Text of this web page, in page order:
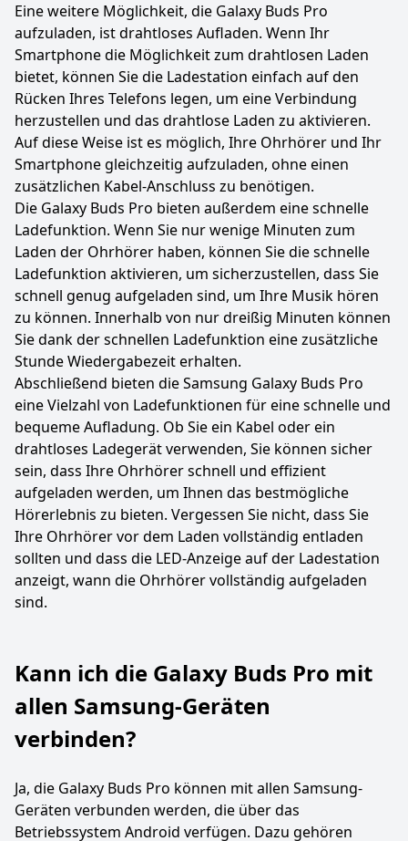
Eine weitere Möglichkeit, die Galaxy Buds Pro
aufzuladen, ist drahtloses Aufladen. Wenn Ihr
Smartphone die Möglichkeit zum drahtlosen Laden
bietet, können Sie die Ladestation einfach auf den
Rücken Ihres Telefons legen, um eine Verbindung
herzustellen und das drahtlose Laden zu aktivieren.
Auf diese Weise ist es möglich, Ihre Ohrhörer und Ihr
Smartphone gleichzeitig aufzuladen, ohne einen
zusätzlichen Kabel-Anschluss zu benötigen.
Die Galaxy Buds Pro bieten außerdem eine schnelle
Ladefunktion. Wenn Sie nur wenige Minuten zum
Laden der Ohrhörer haben, können Sie die schnelle
Ladefunktion aktivieren, um sicherzustellen, dass Sie
schnell genug aufgeladen sind, um Ihre Musik hören
zu können. Innerhalb von nur dreißig Minuten können
Sie dank der schnellen Ladefunktion eine zusätzliche
Stunde Wiedergabezeit erhalten.
Abschließend bieten die Samsung Galaxy Buds Pro
eine Vielzahl von Ladefunktionen für eine schnelle und
bequeme Aufladung. Ob Sie ein Kabel oder ein
drahtloses Ladegerät verwenden, Sie können sicher
sein, dass Ihre Ohrhörer schnell und effizient
aufgeladen werden, um Ihnen das bestmögliche
Hörerlebnis zu bieten. Vergessen Sie nicht, dass Sie
Ihre Ohrhörer vor dem Laden vollständig entladen
sollten und dass die LED-Anzeige auf der Ladestation
anzeigt, wann die Ohrhörer vollständig aufgeladen
sind.
Kann ich die Galaxy Buds Pro mit
allen Samsung-Geräten
verbinden?
Ja, die Galaxy Buds Pro können mit allen Samsung-
Geräten verbunden werden, die über das
Betriebssystem Android verfügen. Dazu gehören